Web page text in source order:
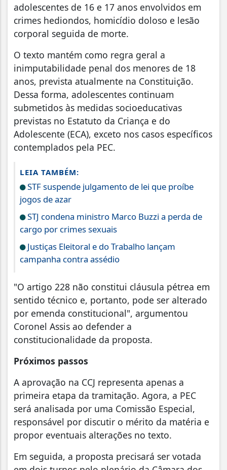
adolescentes de 16 e 17 anos envolvidos em
crimes hediondos, homicídio doloso e lesão
corporal seguida de morte.
O texto mantém como regra geral a
inimputabilidade penal dos menores de 18
anos, prevista atualmente na Constituição.
Dessa forma, adolescentes continuam
submetidos às medidas socioeducativas
previstas no Estatuto da Criança e do
Adolescente (ECA), exceto nos casos específicos
contemplados pela PEC.
LEIA TAMBÉM:
STF suspende julgamento de lei que proíbe
jogos de azar
STJ condena ministro Marco Buzzi a perda de
cargo por crimes sexuais
Justiças Eleitoral e do Trabalho lançam
campanha contra assédio
"O artigo 228 não constitui cláusula pétrea em
sentido técnico e, portanto, pode ser alterado
por emenda constitucional", argumentou
Coronel Assis ao defender a
constitucionalidade da proposta.
Próximos passos
A aprovação na CCJ representa apenas a
primeira etapa da tramitação. Agora, a PEC
será analisada por uma Comissão Especial,
responsável por discutir o mérito da matéria e
propor eventuais alterações no texto.
Em seguida, a proposta precisará ser votada